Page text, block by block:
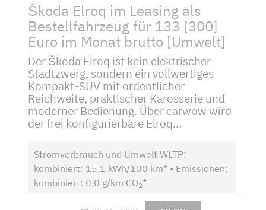
Škoda Elroq im Leasing als
Bestellfahrzeug für 133 [300]
Euro im Monat brutto [Umwelt]
Der Škoda Elroq ist kein elektrischer
Stadtzwerg, sondern ein vollwertiges
Kompakt-SUV mit ordentlicher
Reichweite, praktischer Karosserie und
moderner Bedienung. Über carwow wird
der frei konfigurierbare Elroq...
Stromverbrauch und Umwelt WLTP:
kombiniert: 15,1 kWh/100 km* • Emissionen:
kombiniert: 0,0 g/km CO2*